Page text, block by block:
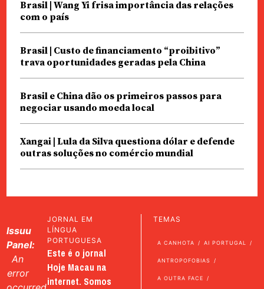
Brasil | Wang Yi frisa importância das relações
com o país
Brasil | Custo de financiamento “proibitivo”
trava oportunidades geradas pela China
Brasil e China dão os primeiros passos para
negociar usando moeda local
Xangai | Lula da Silva questiona dólar e defende
outras soluções no comércio mundial
Issuu
Panel:
An
error
JORNAL EM
LÍNGUA
PORTUGUESA
Este é o jornal
Hoje Macau na
internet. Somos
TEMAS
A CANHOTA AI PORTUGAL
ANTROPOFOBIAS
A OUTRA FACE